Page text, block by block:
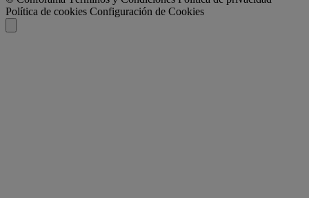
Política de cookies Configuración de Cookies